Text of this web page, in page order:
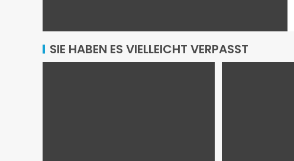
SIE HABEN ES VIELLEICHT VERPASST